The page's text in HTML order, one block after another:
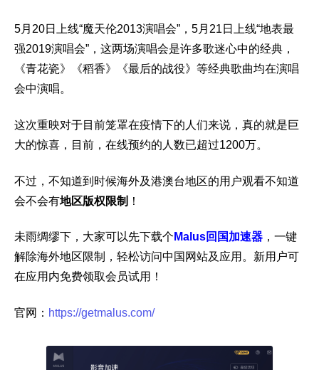
5月20日上线“魔天伦2013演唱会”，5月21日上线“地表最
强2019演唱会”，这两场演唱会是许多歌迷心中的经典，
《青花瓷》《稻香》《最后的战役》等经典歌曲均在演唱
会中演唱。
这次重映对于目前笼罩在疫情下的人们来说，真的就是巨
大的惊喜，目前，在线预约的人数已超过1200万。
不过，不知道到时候海外及港澳台地区的用户观看不知道
会不会有地区版权限制 ！
未雨绸缪下，大家可以先下载个 Malus回国加速器 ，一键
解除海外地区限制，轻松访问中国网站及应用。新用户可
在应用内免费领取会员试用！
官网： https://getmalus.com/